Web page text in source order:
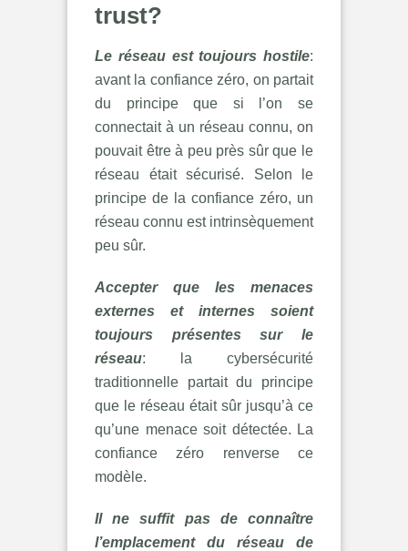
trust?
Le réseau est toujours hostile:
avant la confiance zéro, on partait
du principe que si l’on se
connectait à un réseau connu, on
pouvait être à peu près sûr que le
réseau était sécurisé. Selon le
principe de la confiance zéro, un
réseau connu est intrinsèquement
peu sûr.
Accepter que les menaces
externes et internes soient
toujours présentes sur le
réseau: la cybersécurité
traditionnelle partait du principe
que le réseau était sûr jusqu’à ce
qu’une menace soit détectée. La
confiance zéro renverse ce
modèle.
Il ne suffit pas de connaître
l’emplacement du réseau de